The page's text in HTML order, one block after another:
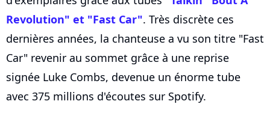
Revolution" et "Fast Car". Très discrète ces
dernières années, la chanteuse a vu son titre "Fast
Car" revenir au sommet grâce à une reprise
signée Luke Combs, devenue un énorme tube
avec 375 millions d'écoutes sur Spotify.